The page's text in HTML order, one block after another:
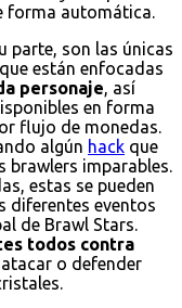
forma automática.
parte, son las únicas
están enfocadas
personaje , así
en forma
flujo de monedas.
algún hack que
brawlers imparables.
estas se pueden
diferentes eventos
de Brawl Stars.
todos contra
o defender